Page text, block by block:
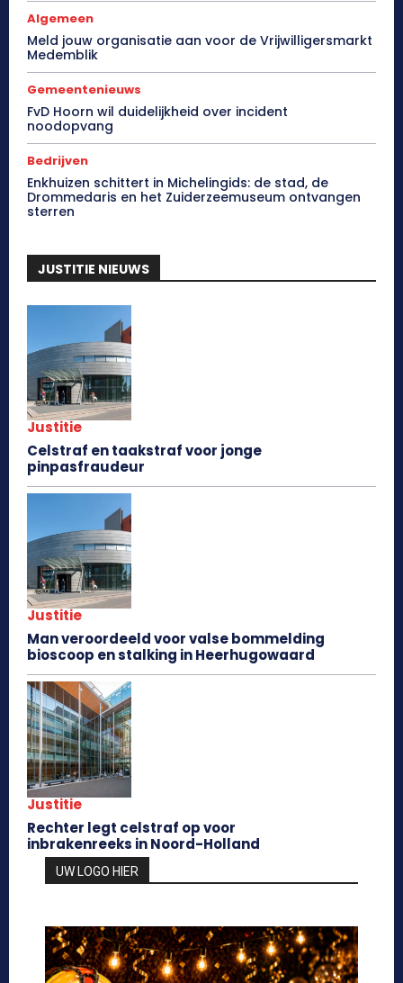
Algemeen
Meld jouw organisatie aan voor de Vrijwilligersmarkt
Medemblik
Gemeentenieuws
FvD Hoorn wil duidelijkheid over incident
noodopvang
Bedrijven
Enkhuizen schittert in Michelingids: de stad, de
Drommedaris en het Zuiderzeemuseum ontvangen
sterren
JUSTITIE NIEUWS
Justitie
Celstraf en taakstraf voor jonge
pinpasfraudeur
Justitie
Man veroordeeld voor valse bommelding
bioscoop en stalking in Heerhugowaard
Justitie
Rechter legt celstraf op voor
inbrakenreeks in Noord-Holland
UW LOGO HIER